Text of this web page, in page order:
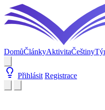
DomůČlánkyAktivitaČeštiny
Přihlásit Registrace